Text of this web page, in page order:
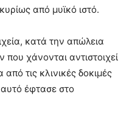
από μυϊκό ιστό.
κατά την απώλεια
χάνονται αντιστοιχεί
τις κλινικές δοκιμές
έφτασε στο